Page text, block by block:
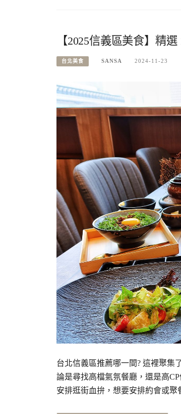
【2025信義區美食】精
台北美食 SANSA 2024-11-23
台北信義區推薦哪一間? 這裡聚集
論是尋找高檔氣氛餐廳，還是高
安排逛街血拚，想要安排約會或